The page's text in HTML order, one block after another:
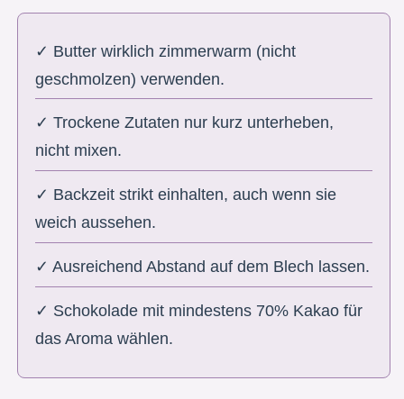
✓ Butter wirklich zimmerwarm (nicht
geschmolzen) verwenden.
✓ Trockene Zutaten nur kurz unterheben,
nicht mixen.
✓ Backzeit strikt einhalten, auch wenn sie
weich aussehen.
✓ Ausreichend Abstand auf dem Blech lassen.
✓ Schokolade mit mindestens 70% Kakao für
das Aroma wählen.